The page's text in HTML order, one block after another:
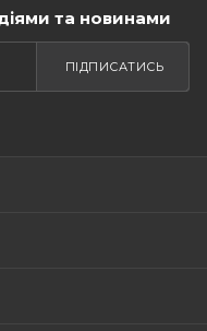
та новинами
ПІДПИСАТИСЬ